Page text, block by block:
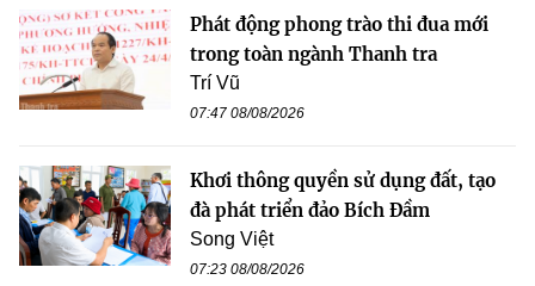
Phát động phong trào thi đua mới
trong toàn ngành Thanh tra
Trí Vũ
07:47 08/08/2026
Khơi thông quyền sử dụng đất, tạo
đà phát triển đảo Bích Đầm
Song Việt
07:23 08/08/2026